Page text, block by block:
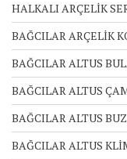
HALKALI ARÇELİK
BAĞCILAR ARÇELİK
BAĞCILAR ALTUS
BAĞCILAR ALTUS
BAĞCILAR ALTUS
BAĞCILAR ALTUS